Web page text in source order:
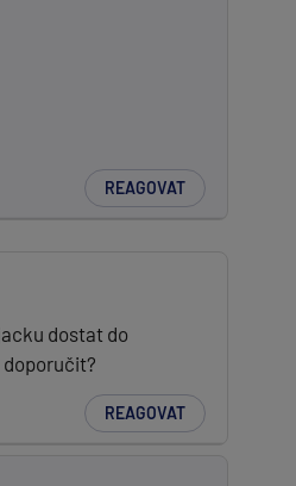
REAGOVAT
dostat do
doporučit?
REAGOVAT